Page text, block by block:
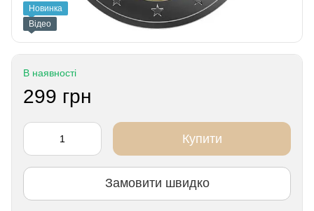
Новинка
Відео
В наявності
299 грн
Купити
Замовити швидко